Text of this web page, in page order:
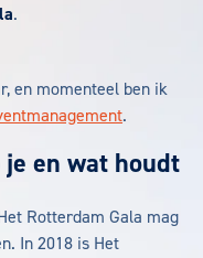
.
en momenteel ben ik
.
en wat houdt
Rotterdam Gala mag
In 2018 is Het